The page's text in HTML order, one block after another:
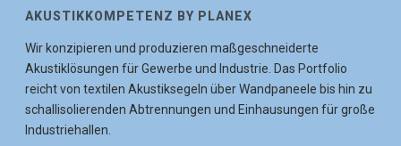
AKUSTIKKOMPETENZ BY PLANEX
Wir konzipieren und produzieren maßgeschneiderte
Akustiklösungen für Gewerbe und Industrie. Das Portfolio
reicht von textilen Akustiksegeln über Wandpaneele bis hin zu
schallisolierenden Abtrennungen und Einhausungen für große
Industriehallen.